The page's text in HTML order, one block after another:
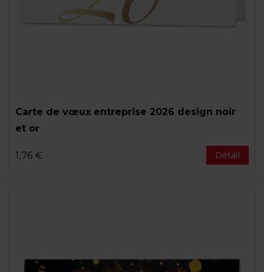
Carte de vœux entreprise 2026 design noir
et or
1,76 € Détail